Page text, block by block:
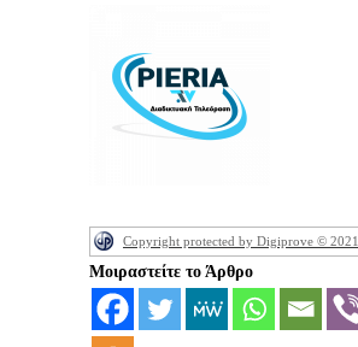
Copyright protected by Digiprove © 2021
Μοιραστείτε το Άρθρο